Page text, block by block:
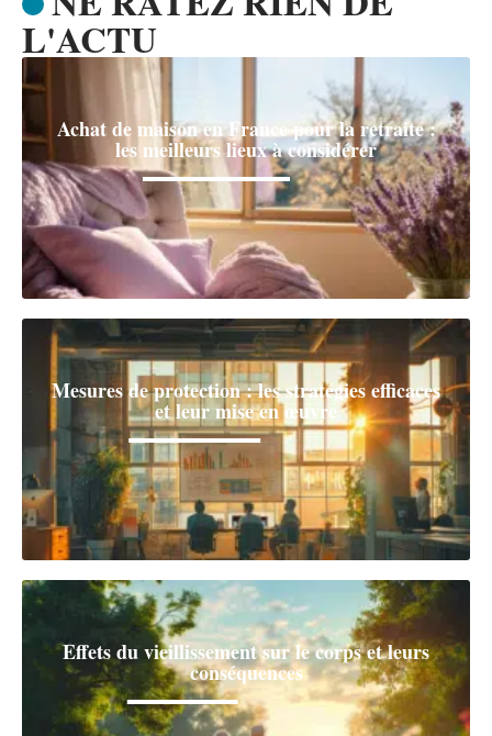
L'ACTU
Achat de maison en France pour la retraite :
les meilleurs lieux à considérer
Mesures de protection : les stratégies efficaces
et leur mise en œuvre
Effets du vieillissement sur le corps et leurs
conséquences